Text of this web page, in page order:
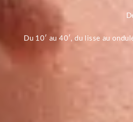
Du 10′ au 40′, du lisse au